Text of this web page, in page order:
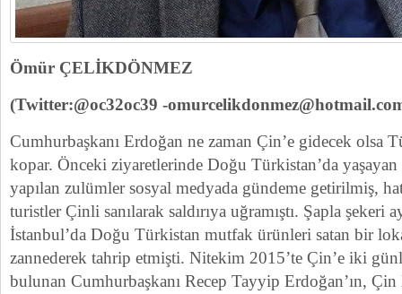
Ömür ÇELİKDÖNMEZ
(Twitter:@oc32oc39 -
Cumhurbaşkanı Erdoğan ne zaman Çin’e gidecek olsa
kopar. Önceki ziyaretlerinde Doğu Türkistan’da
yapılan zulümler sosyal medyada gündeme getirilmiş,
turistler Çinli sanılarak saldırıya uğramıştı. Şapla şekeri
İstanbul’da Doğu Türkistan mutfak ürünleri satan bir
zannederek tahrip etmişti. Nitekim 2015’te Çin’e iki
bulunan Cumhurbaşkanı Recep Tayyip Erdoğan’ın, Çin